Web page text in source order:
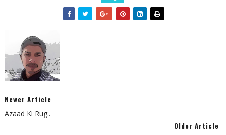
Newer Article
Azaad Ki Rug..
Older Article